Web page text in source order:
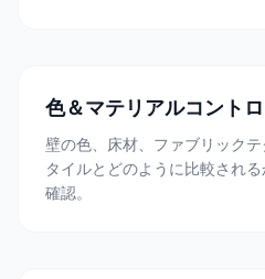
色＆マテリアルコント
壁の色、床材、ファブリック
タイルとどのように比較され
確認。